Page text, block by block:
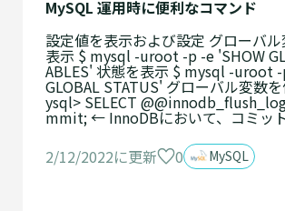
MySQL 運用時に便利なコマンド
設定値を表示および設定 グローバ
表示 $ mysql -uroot -p -e 'SHOW
ABLES' 状態を表示 $ mysql -uroot
GLOBAL STATUS' グローバル変数
ysql> SELECT
mmit; ← InnoDBにおいて、コミッ
2/12/2022に更新
0 MySQL